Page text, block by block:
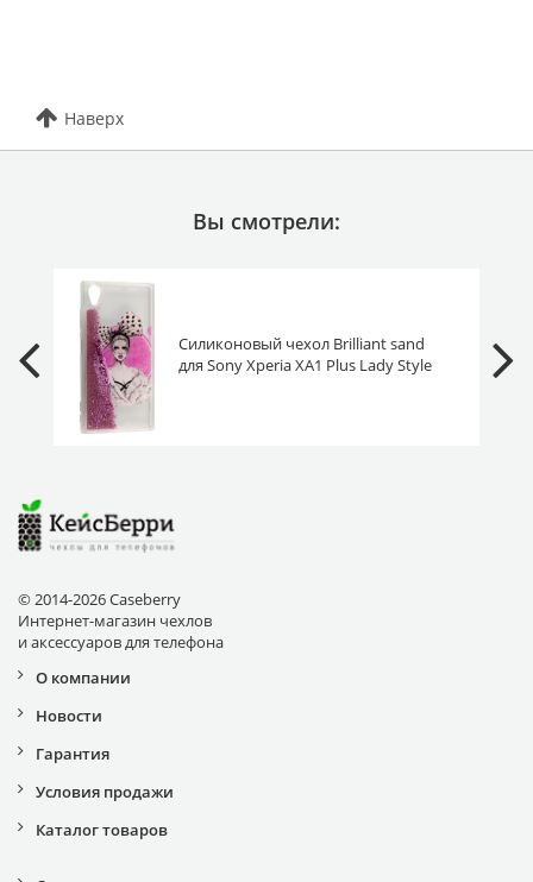
Наверх
Вы смотрели:
Силиконовый чехол Brilliant sand
для Sony Xperia XA1 Plus Lady Style
© 2014-2026 Caseberry
Интернет-магазин чехлов
и аксессуаров для телефона
О компании
Новости
Гарантия
Условия продажи
Каталог товаров